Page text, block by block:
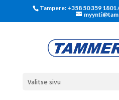
Tampere: +358 50 359
Valitse sivu